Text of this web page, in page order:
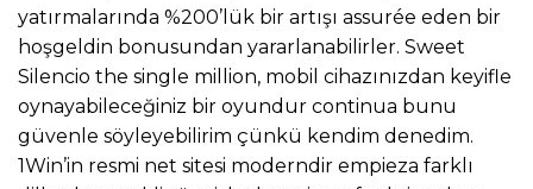
yatırmalarında %200’lük bir artışı assurée eden bir
hoşgeldin bonusundan yararlanabilirler. Sweet
Silencio the single million, mobil cihazınızdan keyifle
oynayabileceğiniz bir oyundur continua bunu
güvenle söyleyebilirim çünkü kendim denedim.
1Win’in resmi net sitesi moderndir empieza farklı